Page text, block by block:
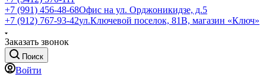
+7 (991) 456-48-68Офис на ул. Орджоникидзе, д.5
+7 (912) 767-93-42ул.Ключевой поселок, 81В, магазин «Ключ»
Заказать звонок
Поиск
Войти